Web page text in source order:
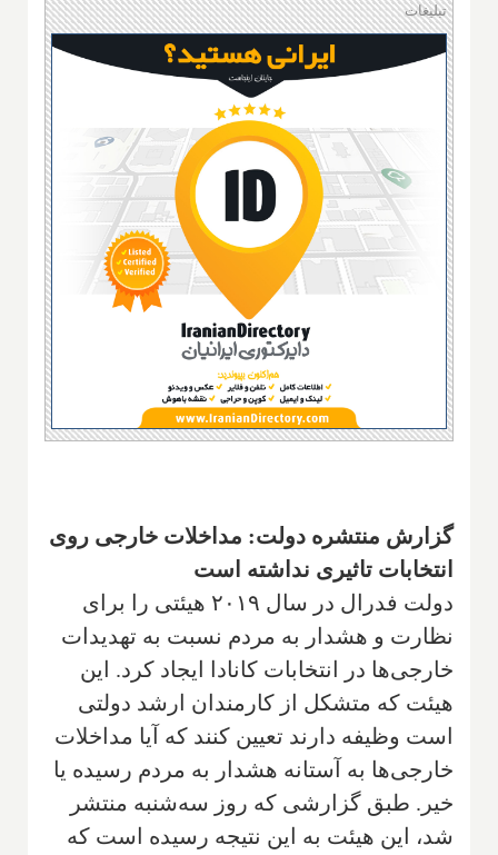
تبلیغات
گزارش منتشره دولت: مداخلات خارجی روی
انتخابات تاثیری نداشته است
دولت فدرال در سال ۲۰۱۹ هیئتی را برای
نظارت و هشدار به مردم نسبت به تهدیدات
خارجی‌ها در انتخابات کانادا ایجاد کرد. این
هیئت که متشکل از کارمندان ارشد دولتی
است وظیفه دارند تعیین کنند که آیا مداخلات
خارجی‌ها به آستانه هشدار به مردم رسیده یا
خیر. طبق گزارشی که روز سه‌شنبه منتشر
شد، این هیئت به این نتیجه رسیده است که